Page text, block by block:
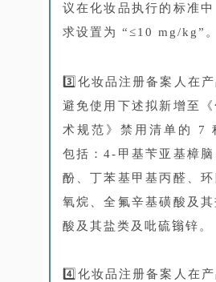
议在化妆品执行的标准
求设置为 “≤10 mg/kg”。
3️⃣化妆品注册备案人在
避免使用下述拟新增至
术规范》禁用清单的 7
包括：4-甲基苄亚基樟
酚、丁苯基甲基丙醛、
氧烷、全氟辛基磺酸及
酸及其盐类及吡硫𬭩锌。
4️⃣化妆品注册备案人在